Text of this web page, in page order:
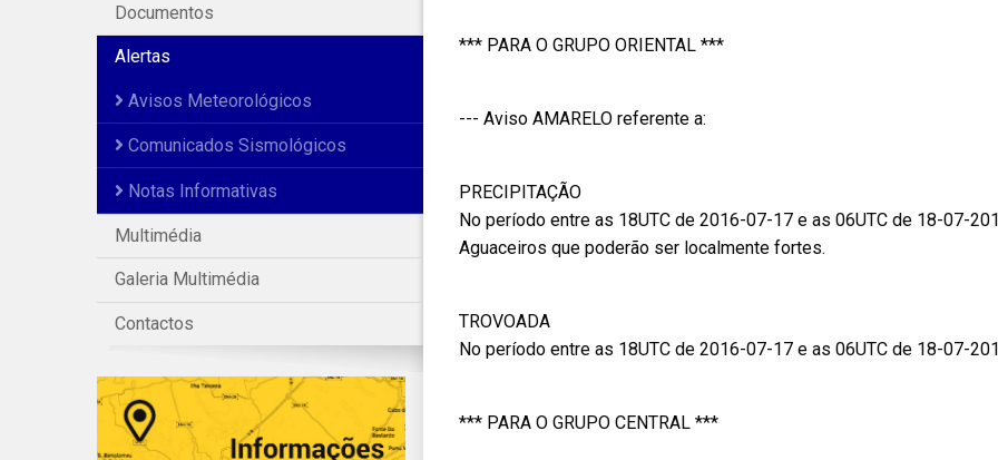
Documentos
Alertas
Avisos Meteorológicos
Comunicados Sismológicos
Notas Informativas
Multimédia
Galeria Multimédia
Contactos
*** PARA O GRUPO ORIENTAL ***
--- Aviso AMARELO referente a:
PRECIPITAÇÃO
No período entre as 18UTC de 2016-07-17 e as 06UTC de 18-07-
Aguaceiros que poderão ser localmente fortes.
TROVOADA
No período entre as 18UTC de 2016-07-17 e as 06UTC de 18-07-
*** PARA O GRUPO CENTRAL ***